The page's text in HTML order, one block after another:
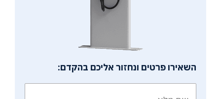
השאירו פרטים ונחזור אליכם בהקדם: